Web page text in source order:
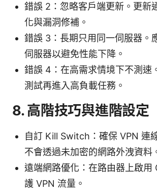
錯誤 2：忽略客戶端更新。更新
化與漏洞修補。
錯誤 3：長期只用同一伺服器。
伺服器以避免性能下降。
錯誤 4：在高需求情境下不測速
測試再進入高負載任務。
8. 高階技巧與進階設定
自訂 Kill Switch：確保 VPN 連
不會透過未加密的網路外洩資料
遠端網路優化：在路由器上啟用
護 VPN 流量。